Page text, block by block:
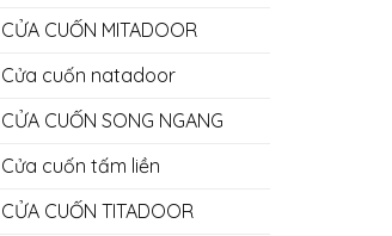
CỬA CUỐN MITADOOR
Cửa cuốn natadoor
CỬA CUỐN SONG NGANG
Cửa cuốn tấm liền
CỬA CUỐN TITADOOR